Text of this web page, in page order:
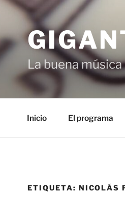
La buena
Inicio El programa
ETIQUETA: NICOLÁS